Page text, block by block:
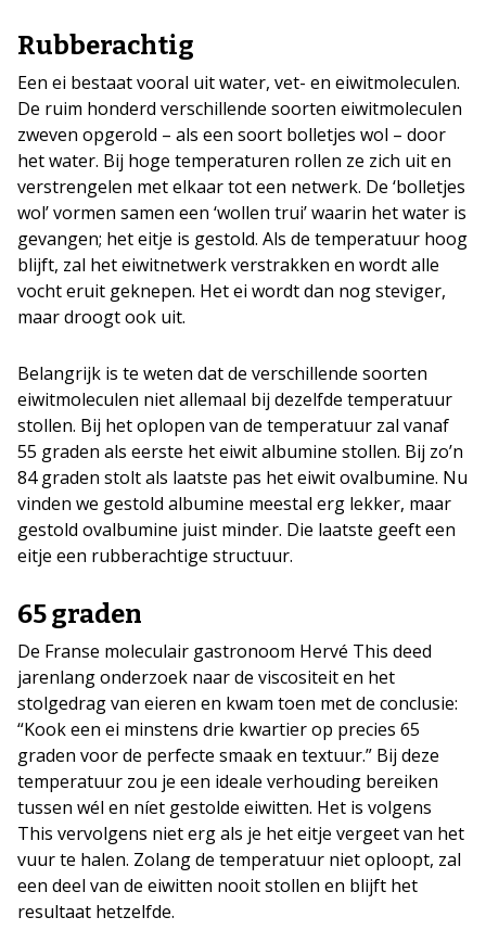
Rubberachtig
Een ei bestaat vooral uit water, vet- en eiwitmoleculen.
De ruim honderd verschillende soorten eiwitmoleculen
zweven opgerold – als een soort bolletjes wol – door
het water. Bij hoge temperaturen rollen ze zich uit en
verstrengelen met elkaar tot een netwerk. De ‘bolletjes
wol’ vormen samen een ‘wollen trui’ waarin het water is
gevangen; het eitje is gestold. Als de temperatuur hoog
blijft, zal het eiwitnetwerk verstrakken en wordt alle
vocht eruit geknepen. Het ei wordt dan nog steviger,
maar droogt ook uit.
Belangrijk is te weten dat de verschillende soorten
eiwitmoleculen niet allemaal bij dezelfde temperatuur
stollen. Bij het oplopen van de temperatuur zal vanaf
55 graden als eerste het eiwit albumine stollen. Bij zo’n
84 graden stolt als laatste pas het eiwit ovalbumine. Nu
vinden we gestold albumine meestal erg lekker, maar
gestold ovalbumine juist minder. Die laatste geeft een
eitje een rubberachtige structuur.
65 graden
De Franse moleculair gastronoom Hervé This deed
jarenlang onderzoek naar de viscositeit en het
stolgedrag van eieren en kwam toen met de conclusie:
“Kook een ei minstens drie kwartier op precies 65
graden voor de perfecte smaak en textuur.” Bij deze
temperatuur zou je een ideale verhouding bereiken
tussen wél en níet gestolde eiwitten. Het is volgens
This vervolgens niet erg als je het eitje vergeet van het
vuur te halen. Zolang de temperatuur niet oploopt, zal
een deel van de eiwitten nooit stollen en blijft het
resultaat hetzelfde.